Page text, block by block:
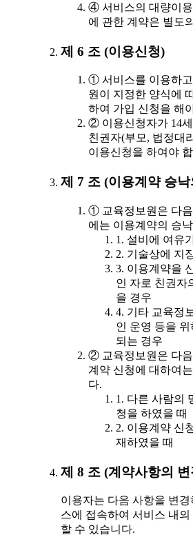
④ 서비스의 대량이
에 관한 계약은 별도
제 6 조 (이용신청)
① 서비스를 이용하
원이 지정한 양식에
하여 가입 신청을 해
② 이용신청자가 14
친권자(부모, 법정대
이용신청을 하여야
제 7 조 (이용계약 승
① 교육정보원은 다
에는 이용계약의 승
1. 설비에 여유
2. 기술상에 지
3. 이용계약을
인 자로 친권자
을 경우
4. 기타 교육정
인 운영 등을
되는 경우
② 교육정보원은 다
계약 신청에 대하여
다.
1. 다른 사람의
청을 하였을 때
2. 이용계약 신
재하였을 때
제 8 조 (계약사항의 변
이용자는 다음 사항을 변경
스에 접속하여 서비스 내
할 수 있습니다.